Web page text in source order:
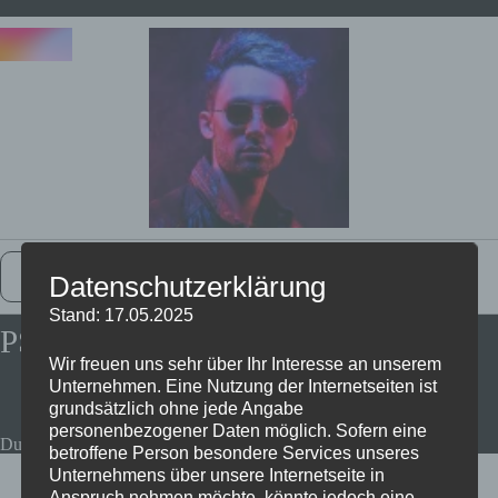
Zurück Zur Startseite
PS5 Controller günstiger!
Dualsense Controller PS5 alle Farben inkl Galactic Purple
Datenschutzerklärung
Stand: 17.05.2025
Wir freuen uns sehr über Ihr Interesse an unserem
Unternehmen. Eine Nutzung der Internetseiten ist
grundsätzlich ohne jede Angabe
personenbezogener Daten möglich. Sofern eine
betroffene Person besondere Services unseres
Unternehmens über unsere Internetseite in